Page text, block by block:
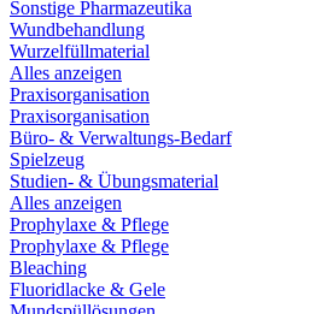
Sonstige Pharmazeutika
Wundbehandlung
Wurzelfüllmaterial
Alles anzeigen
Praxisorganisation
Praxisorganisation
Büro- & Verwaltungs-Bedarf
Spielzeug
Studien- & Übungsmaterial
Alles anzeigen
Prophylaxe & Pflege
Prophylaxe & Pflege
Bleaching
Fluoridlacke & Gele